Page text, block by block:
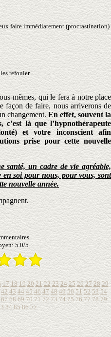
faire immédiatement (procrastination)
refouler
mêmes, qui le fera à notre place
façon de faire, nous arriverons de
changement. En effet, souvent la
là que l’hypnothérapeute
et votre inconscient afin
prise pour cette nouvelle
santé, un cadre de vie agréable,
soi pour nous, pour vous, sont
nouvelle année.
5.0/5
17 18 19 20 21 22 23 24 25 26 27 28 29
42 43 44 45 46 47 48 49 50 51 52 53 54
67 68 69 70 71 72 73 74 75 76 77 78 79
84 85 86 >>